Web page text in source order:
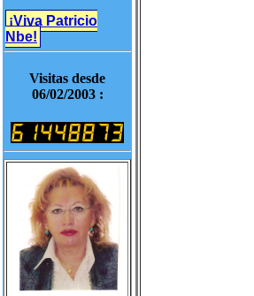
¡Viva Patricio
Nbe!
Visitas desde
06/02/2003 :